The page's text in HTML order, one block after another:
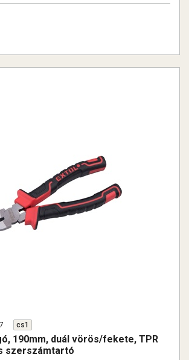
cs1
190mm, duál vörös/fekete, TPR
szerszámtartó